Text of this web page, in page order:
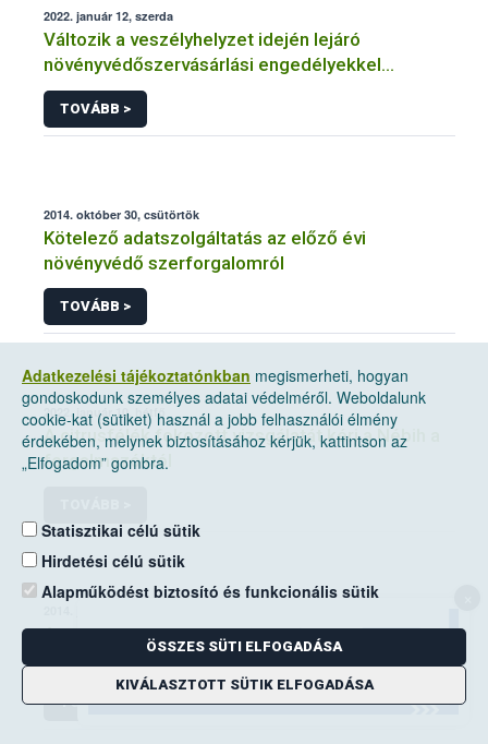
2022. január 12, szerda
Változik a veszélyhelyzet idején lejáró
növényvédőszervásárlási engedélyekkel
kapcsolatos szabályozás
TOVÁBB >
2014. október 30, csütörtök
Kötelező adatszolgáltatás az előző évi
növényvédő szerforgalomról
TOVÁBB >
2022. január 10, hétfő
A citrusfélék fokozott vizsgálatát kéri a Nébih a
forgalmazóktól
A mezei pocok elleni védekezési kötelezettség
a földhasználók kiemelt feladata
TOVÁBB >
Adatkezelési tájékoztatónkban megismerheti, hogyan
gondoskodunk személyes adatai védelméről. Weboldalunk
cookie-kat (sütiket) használ a jobb felhasználói élmény
érdekében, melynek biztosításához kérjük, kattintson az
„Elfogadom” gombra.
Statisztikai célú sütik
Hirdetési célú sütik
Alapműködést biztosító és funkcionális sütik
ÖSSZES SÜTI ELFOGADÁSA
KIVÁLASZTOTT SÜTIK ELFOGADÁSA